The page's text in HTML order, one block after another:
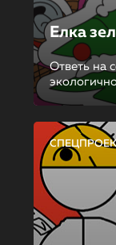
Елка
Ответь на